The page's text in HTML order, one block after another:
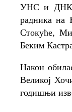
УНС и
радника на
Стокуће,
Беким
Након
Великој
годишњи